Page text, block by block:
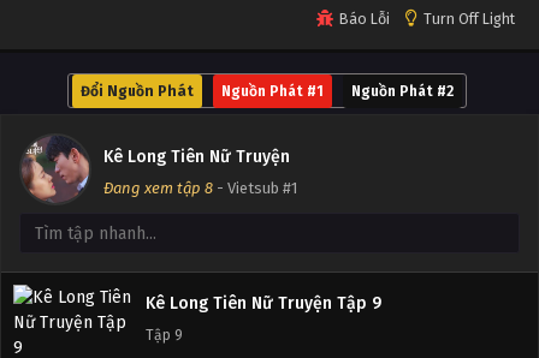
Báo Lỗi Turn Off Light
Đổi Nguồn Phát Nguồn Phát #1 Nguồn Phát #2
Kê Long Tiên Nữ Truyện
Đang xem tập 8 - Vietsub #1
Kê Long Tiên Nữ Truyện Tập 12
Kê Long Tiên Nữ Truyện Tập 11
Tập 10
Kê Long Tiên Nữ Truyện Tập 9
Tập 9